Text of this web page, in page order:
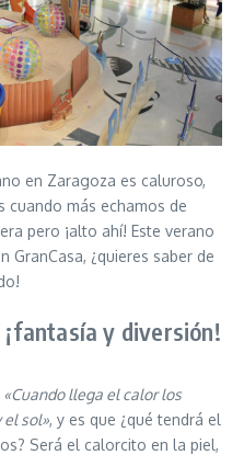
en Zaragoza es caluroso,
cuando más echamos de
pero ¡alto ahí! Este verano
¿quieres saber de
¡fantasía y diversión!
«Cuando llega el calor los
el sol», y es que ¿qué tendrá el
Será el calorcito en la piel,